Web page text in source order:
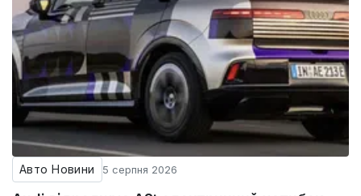
Авто Новини 5 серпня 2026